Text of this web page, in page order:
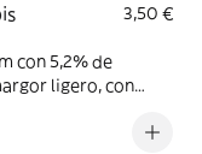
3,50 €
con 5,2% de
ligero, con
Consumir entre 3-5